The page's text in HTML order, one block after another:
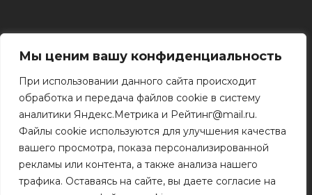
Мы ценим вашу конфиденциальность
При использовании данного сайта происходит
обработка и передача файлов cookie в систему
аналитики Яндекс.Метрика и Рейтинг@mail.ru.
Файлы cookie используются для улучшения качества
вашего просмотра, показа персонализированной
рекламы или контента, а также анализа нашего
трафика. Оставаясь на сайте, вы даете согласие на
Поиск